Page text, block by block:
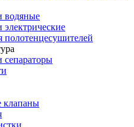
водяные
сепараторы
клапаны